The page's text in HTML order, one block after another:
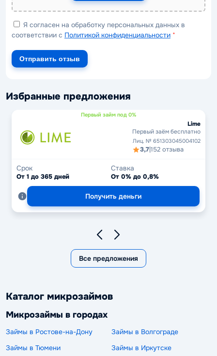
Я согласен на обработку персональных данных в
соответствии с Политикой конфиденциальности *
Отправить отзыв
Избранные предложения
Первый займ под 0%
Lime
Первый заём бесплатно
Лиц. № 651303045004102
3,7|152 отзыва
Срок
От 1 до 365 дней
Ставка
От 0% до 0,8%
Получить деньги
Все предложения
Каталог микрозаймов
Микрозаймы в городах
Займы в Ростове-на-Дону
Займы в Волгограде
Займы в Тюмени
Займы в Иркутске